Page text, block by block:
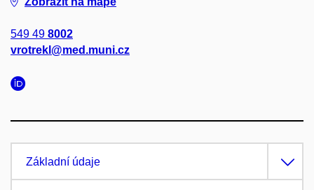
549 49 8002
vrotrekl@med.muni.cz
Základní údaje